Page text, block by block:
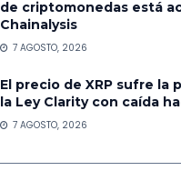
de criptomonedas está
Chainalysis
7 AGOSTO, 2026
El precio de XRP sufre la
la Ley Clarity con caída
7 AGOSTO, 2026